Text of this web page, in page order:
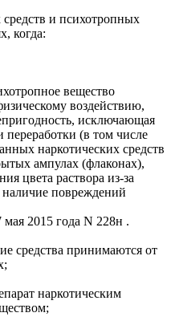
и психотропных
когда:
вещество
воздействию,
исключающая
переработки (в том числе
наркотических средств
ампулах (флаконах),
цвета раствора из-за
повреждений
2015 года N 228н .
средства принимаются от
наркотическим